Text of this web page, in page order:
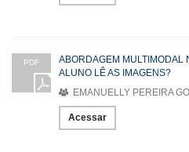
PDF
ABORDAGEM MULTIMODAL
ALUNO LÊ AS IMAGENS?
EMANUELLY PEREIRA
Acessar